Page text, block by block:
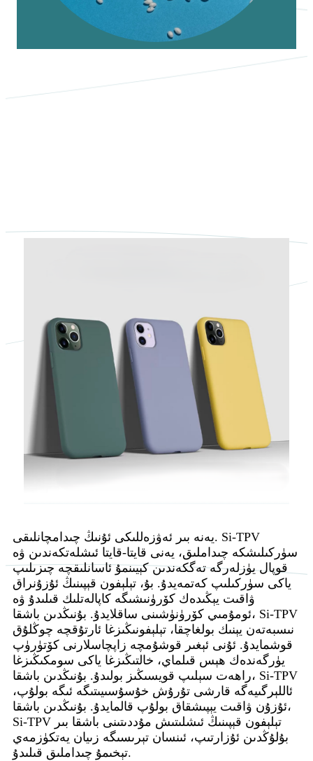
يەنە بىر ئەۋزەللىكى ئۇنىڭ چىدامچانلىقى. Si-TPV
سۈركىلىشكە چىداملىق، يەنى قايتا-قايتا ئىشلەتكەندىن ۋە
قوپال يۈزلەرگە تەگكەندىن كېيىنمۇ ئاسانلىقچە چىزىلىپ
ياكى سۈركىلىپ كەتمەيدۇ. بۇ، تېلېفون قېپىنىڭ ئۇزۇنراق
ۋاقىت يېڭىدەك كۆرۈنىشىگە كاپالەتلىك قىلىدۇ ۋە
ئومۇمىي كۆرۈنۈشىنى ساقلايدۇ. بۇنىڭدىن باشقا، Si-TPV
نىسبەتەن يېنىك بولغاچقا، تېلېفونىڭىزغا ئارتۇقچە چوڭلۇق
قوشمايدۇ. ئۇنى ئېغىر قوشۇمچە زاپچاسلارنى كۆتۈرۈپ
يۈرگەندەك ھېس قىلماي، خالتىڭىزغا ياكى سومكىڭىزغا
راھەت سېلىپ قويسىڭىز بولىدۇ. بۇنىڭدىن باشقا، Si-TPV
ئاللېرگىيەگە قارشى تۇرۇش خۇسۇسىيىتىگە ئىگە بولۇپ،
ئۇزۇن ۋاقىت يېپىشقاق بولۇپ قالمايدۇ. بۇنىڭدىن باشقا،
Si-TPV تېلېفون قېپىنىڭ ئىشلىتىش مۇددىتىنى باشقا بىر
بۇلۇڭدىن ئۇزارتىپ، ئىنسان تېرىسىگە زىيان يەتكۈزمەي
تېخىمۇ چىداملىق قىلىدۇ.